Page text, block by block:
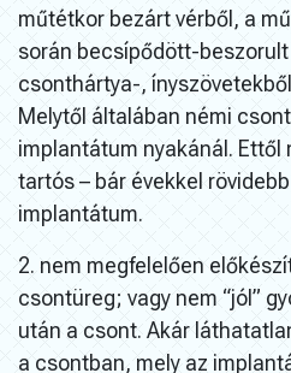
műtétkor bezárt vérből, a
során becsípődött-
csonthártya-,
Melytől általában némi
implantátum nyakánál. Ettől
tartós – bár évekkel
implantátum.
2. nem megfelelően
csontüreg; vagy nem “jól”
után a csont. Akár
a csontban, mely az